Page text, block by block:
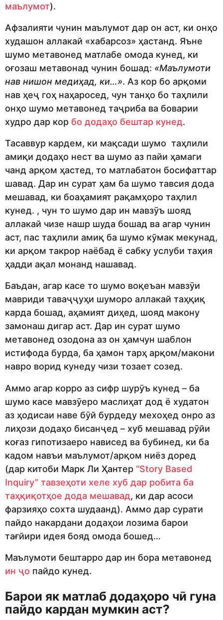
маълумот).
Афзалияти чунин маълумот дар он аст, ки онҳо
худашон аллакай «хабарсоз» ҳастанд. Яъне
шумо метавонед матлабе омода кунед, ки
оғозаш метавонад чунин бошад: «Маълумоти
нав нишон медиҳад, ки…». Аз кор бо арқоми
нав ҳеҷ гоҳ наҳаросед, чун танҳо бо таҳлили
онҳо шумо метавонед таҷриба ва боварии
худро дар кор бо додаҳо бештар кунед.
Тасаввур кардем, ки мақсади шумо таҳлили
амиқи додаҳо нест ва шумо аз пайи ҳамаги
чанд арқом ҳастед, то матлабатон босифаттар
шавад. Дар ин сурат ҳам ба шумо тавсия дода
мешавад, ки боаҳамият рақамҳоро таҳлил
кунед. , чун то шумо дар ин мавзӯъ шояд
аллакай чизе нашр шуда бошад ва агар чунин
аст, пас таҳлили амиқ ба шумо кӯмак мекунад,
ки арқом такрор наёбад ё сабку услуби таҳия
ҳадди ақал монанд нашавад.
Баъдан, агар касе то шумо воқеъан мавзӯи
мавриди таваҷҷуҳи шуморо аллакай таҳқиқ
карда бошад, аҳамият диҳед, шояд макону
замонаш дигар аст. Дар ин сурат шумо
метавонед озодона аз он ҳамчун шаблон
истифода бурда, ба ҳамон тарҳ арқом/макони
навро ворид кунеду чизи тозает созед.
Аммо агар корро аз сифр шурӯъ кунед – ба
шумо касе мавзӯеро маслиҳат дод ё худатон
аз ҳодисаи наве бӯй бурдеду мехоҳед онро аз
лиҳози додаҳо бисанҷед – хуб мешавад рӯйи
коғаз гипотизаеро нависед ва бубинед, ки ба
кадом навъи маълумот/арқом ниёз доред
(дар китоби Марк Ли Ҳантер “Story Based
Inquiry” тавзеҳоти хеле хуб дар робита ба
таҳқиқотҳое дода мешавад, ки дар асоси
фарзияҳо сохта шудаанд). Аммо дар сурати
пайдо накардани додаҳои лозима барои
тағйири идея бояд омода бошед…
Маълумоти бештарро дар ин бора метавонед
ин ҷо пайдо кунед.
Барои як матлаб додаҳоро чӣ гуна
пайдо кардан мумкин аст?